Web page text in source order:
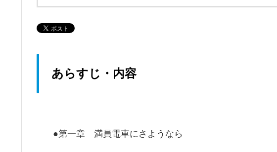
あらすじ・内容
●第一章 満員電車にさようなら